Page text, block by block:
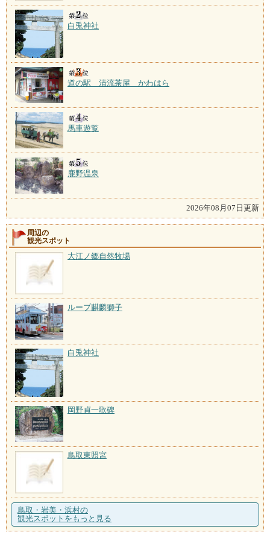
白兎神社
道の駅 清流茶屋 かわはら
馬車遊覧
鹿野温泉
2026年08月07日更新
周辺の
観光スポット
大江ノ郷自然牧場
ループ麒麟獅子
白兎神社
岡野貞一歌碑
鳥取東照宮
鳥取・岩美・浜村の
観光スポットをもっと見る